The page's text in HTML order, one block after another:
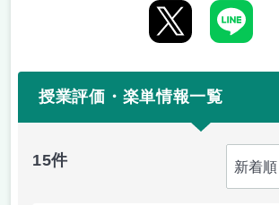
授業評価・楽単情報一覧
15件